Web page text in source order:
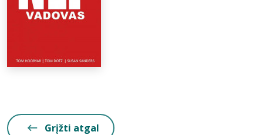
Grįžti atgal